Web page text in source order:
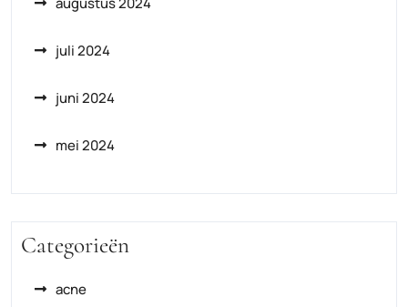
juli 2024
juni 2024
mei 2024
Categorieën
acne